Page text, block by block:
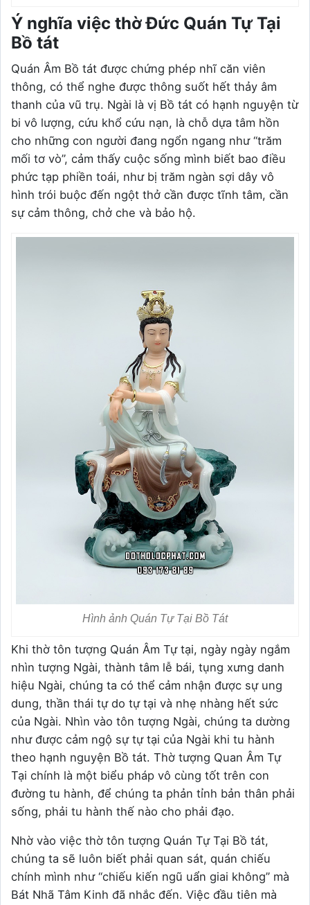
Ý nghĩa việc thờ Đức Quán Tự Tại
Bồ tát
Quán Âm Bồ tát được chứng phép nhĩ căn viên
thông, có thể nghe được thông suốt hết thảy âm
thanh của vũ trụ. Ngài là vị Bồ tát có hạnh nguyện từ
bi vô lượng, cứu khổ cứu nạn, là chỗ dựa tâm hồn
cho những con người đang ngổn ngang như “trăm
mối tơ vò”, cảm thấy cuộc sống mình biết bao điều
phức tạp phiền toái, như bị trăm ngàn sợi dây vô
hình trói buộc đến ngột thở cần được tĩnh tâm, cần
sự cảm thông, chở che và bảo hộ.
Hình ảnh Quán Tự Tại Bồ Tát
Khi thờ tôn tượng Quán Âm Tự tại, ngày ngày ngắm
nhìn tượng Ngài, thành tâm lễ bái, tụng xưng danh
hiệu Ngài, chúng ta có thể cảm nhận được sự ung
dung, thần thái tự do tự tại và nhẹ nhàng hết sức
của Ngài. Nhìn vào tôn tượng Ngài, chúng ta dường
như được cảm ngộ sự tự tại của Ngài khi tu hành
theo hạnh nguyện Bồ tát. Thờ tượng Quan Âm Tự
Tại chính là một biểu pháp vô cùng tốt trên con
đường tu hành, để chúng ta phản tỉnh bản thân phải
sống, phải tu hành thế nào cho phải đạo.
Nhờ vào việc thờ tôn tượng Quán Tự Tại Bồ tát,
chúng ta sẽ luôn biết phải quan sát, quán chiếu
chính mình như “chiếu kiến ngũ uẩn giai không” mà
Bát Nhã Tâm Kinh đã nhắc đến. Việc đầu tiên mà